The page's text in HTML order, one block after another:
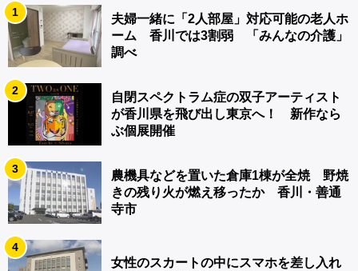
1
夫婦一緒に「2人部屋」対応可能の老人ホ
ーム 香川では3割弱 「みんなの介護」
調べ
2
自閉スペクトラム症の双子アーティスト
が香川県を飛び出し東京へ！ 新作なら
ぶ個展開催
3
農機具などを置いた倉庫1棟が全焼 野焼
きの残り火が燃え移ったか 香川・善通
寺市
4
女性のスカートの中にスマホを差し入れ